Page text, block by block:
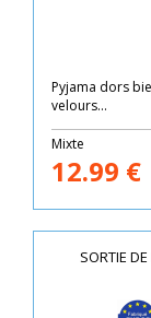
Pyjama dors
velours...
Mixte
12.99 €
SORTIE